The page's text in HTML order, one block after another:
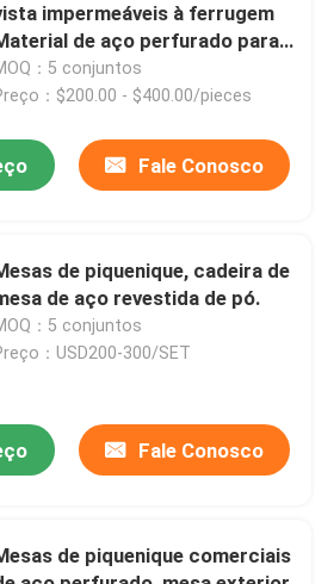
de exterior
impermeáveis à ferrugem
de aço perfurado para
：5 conjuntos
：$200.00 - $400.00/pieces
Fale Conosco
de piquenique, cadeira de
de aço revestida de pó.
：5 conjuntos
：USD200-300/SET
Fale Conosco
de piquenique comerciais